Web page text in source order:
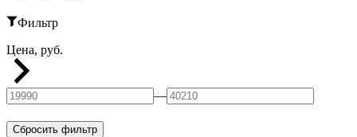
Фильтр
Цена, руб.
—
Сбросить фильтр